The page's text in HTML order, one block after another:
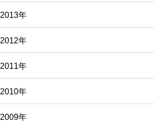
2013年
2012年
2011年
2010年
2009年